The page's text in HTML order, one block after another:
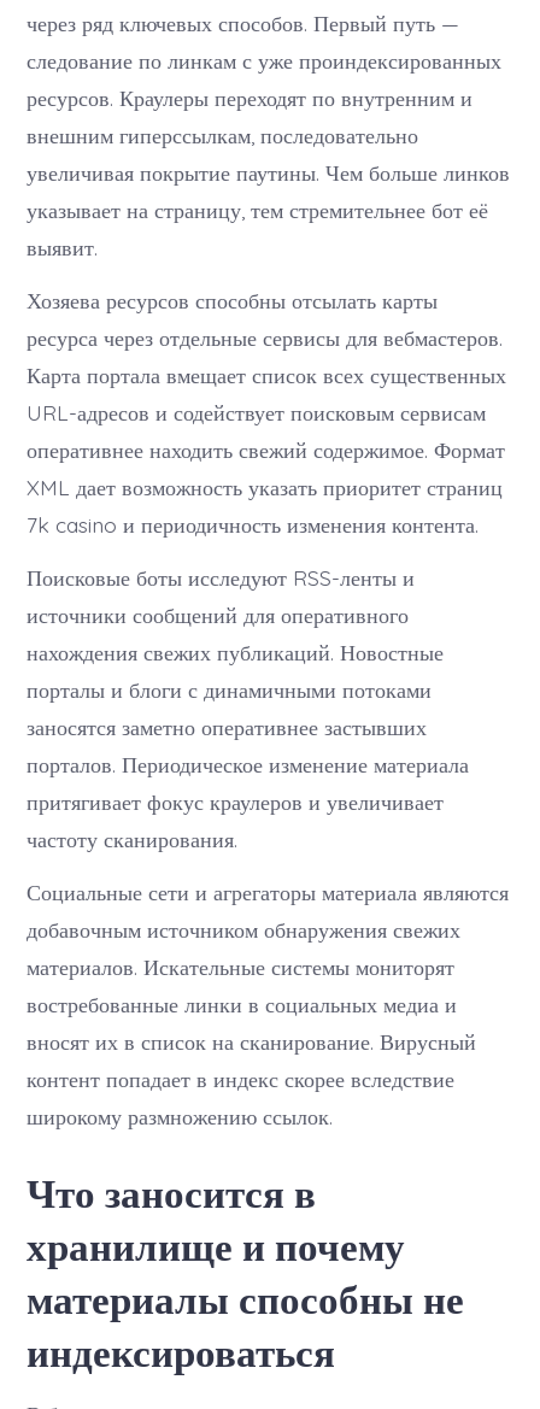
через ряд ключевых способов. Первый путь —
следование по линкам с уже проиндексированных
ресурсов. Краулеры переходят по внутренним и
внешним гиперссылкам, последовательно
увеличивая покрытие паутины. Чем больше линков
указывает на страницу, тем стремительнее бот её
выявит.
Хозяева ресурсов способны отсылать карты
ресурса через отдельные сервисы для вебмастеров.
Карта портала вмещает список всех существенных
URL-адресов и содействует поисковым сервисам
оперативнее находить свежий содержимое. Формат
XML дает возможность указать приоритет страниц
7k casino и периодичность изменения контента.
Поисковые боты исследуют RSS-ленты и
источники сообщений для оперативного
нахождения свежих публикаций. Новостные
порталы и блоги с динамичными потоками
заносятся заметно оперативнее застывших
порталов. Периодическое изменение материала
притягивает фокус краулеров и увеличивает
частоту сканирования.
Социальные сети и агрегаторы материала являются
добавочным источником обнаружения свежих
материалов. Искательные системы мониторят
востребованные линки в социальных медиа и
вносят их в список на сканирование. Вирусный
контент попадает в индекс скорее вследствие
широкому размножению ссылок.
Что заносится в
хранилище и почему
материалы способны не
индексироваться